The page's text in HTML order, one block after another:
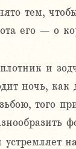
тем,
его – о
и
ночь, как
того
устремляет